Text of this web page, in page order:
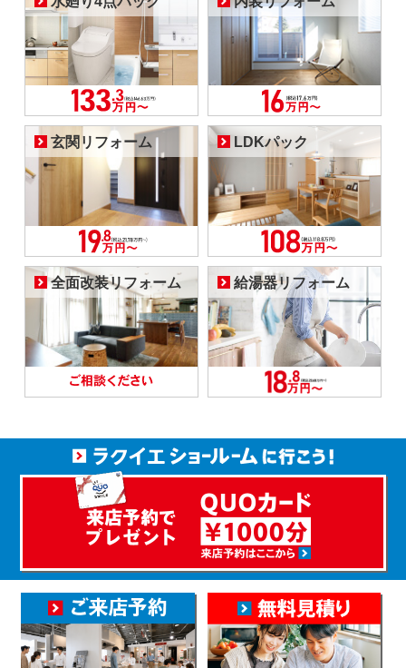
玄関リフォーム LDKパック
全面改装リフォーム 給湯器リフォーム